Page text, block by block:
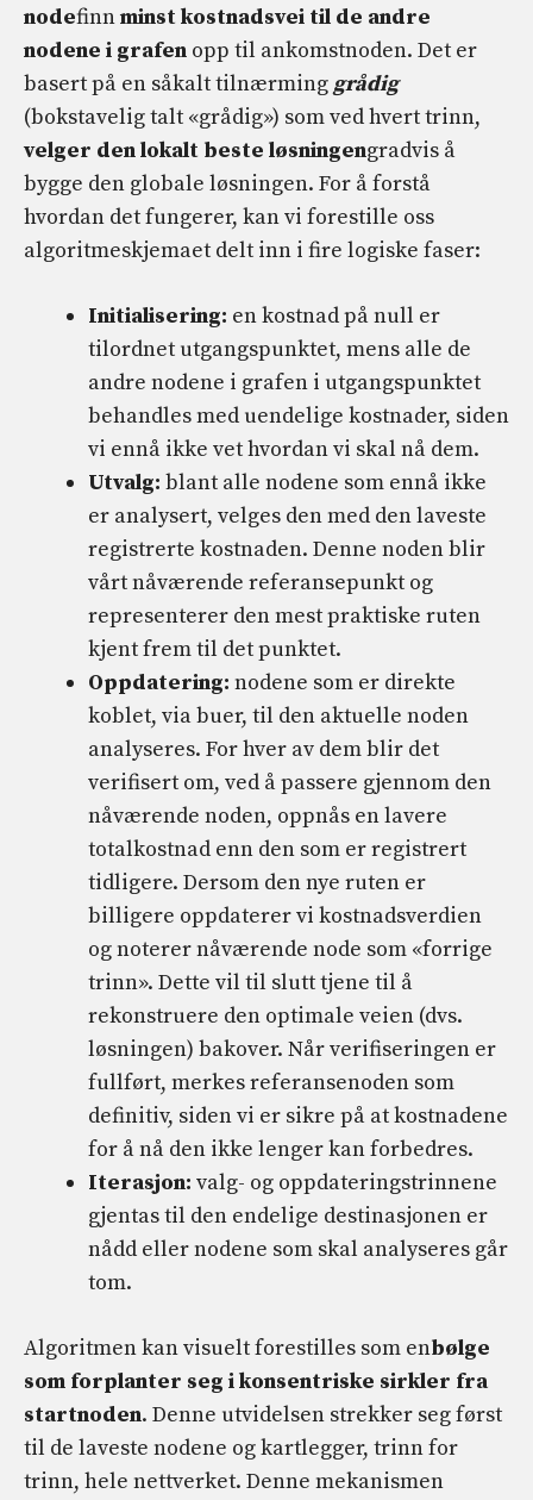
nodefinnminst kostnadsvei til de andre
nodene i grafen opp til ankomstnoden. Det er
basert på en såkalt tilnærminggrådig
(bokstavelig talt «grådig») som ved hvert trinn,
velger den lokalt beste løsningengradvis å
bygge den globale løsningen. For å forstå
hvordan det fungerer, kan vi forestille oss
algoritmeskjemaet delt inn i fire logiske faser:
Initialisering: en kostnad på null er
tilordnet utgangspunktet, mens alle de
andre nodene i grafen i utgangspunktet
behandles med uendelige kostnader, siden
vi ennå ikke vet hvordan vi skal nå dem.
Utvalg: blant alle nodene som ennå ikke
er analysert, velges den med den laveste
registrerte kostnaden. Denne noden blir
vårt nåværende referansepunkt og
representerer den mest praktiske ruten
kjent frem til det punktet.
Oppdatering: nodene som er direkte
koblet, via buer, til den aktuelle noden
analyseres. For hver av dem blir det
verifisert om, ved å passere gjennom den
nåværende noden, oppnås en lavere
totalkostnad enn den som er registrert
tidligere. Dersom den nye ruten er
billigere oppdaterer vi kostnadsverdien
og noterer nåværende node som «forrige
trinn». Dette vil til slutt tjene til å
rekonstruere den optimale veien (dvs.
løsningen) bakover. Når verifiseringen er
fullført, merkes referansenoden som
definitiv, siden vi er sikre på at kostnadene
for å nå den ikke lenger kan forbedres.
Iterasjon: valg- og oppdateringstrinnene
gjentas til den endelige destinasjonen er
nådd eller nodene som skal analyseres går
tom.
Algoritmen kan visuelt forestilles som enbølge
som forplanter seg i konsentriske sirkler fra
startnoden. Denne utvidelsen strekker seg først
til de laveste nodene og kartlegger, trinn for
trinn, hele nettverket. Denne mekanismen